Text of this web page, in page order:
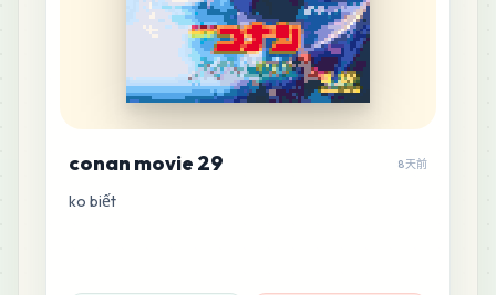
conan movie 29 8天前
ko biết